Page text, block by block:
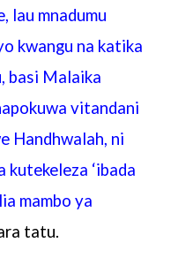
lau mnadumu
kwangu na katika
basi Malaika
vitandani
Handhwalah, ni
kutekeleza ‘ibada
mambo ya
tatu.